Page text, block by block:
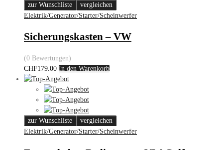
zur Wunschliste
vergleichen
Elektrik/Generator/Starter/Scheinwerfer
Sicherungskasten – VW
(0 Bewertungen)
CHF179.00 In den Warenkorb
zur Wunschliste
vergleichen
Elektrik/Generator/Starter/Scheinwerfer